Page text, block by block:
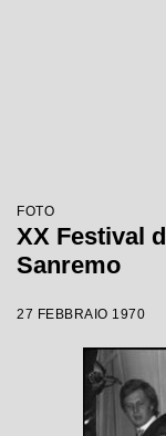
FOTO
XX Festival
Sanremo
27 FEBBRAIO 1970